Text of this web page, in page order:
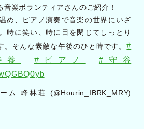
楽ボランティアさんのご紹介！
め、ピアノ演奏で音楽の世界にいざ
時に笑い、時に目を閉じてしっとり
。そんな素敵な午後のひと時です。#
養 #ピアノ
#守谷
ム 峰林荘 (@Hourin_IBRK_MRY)